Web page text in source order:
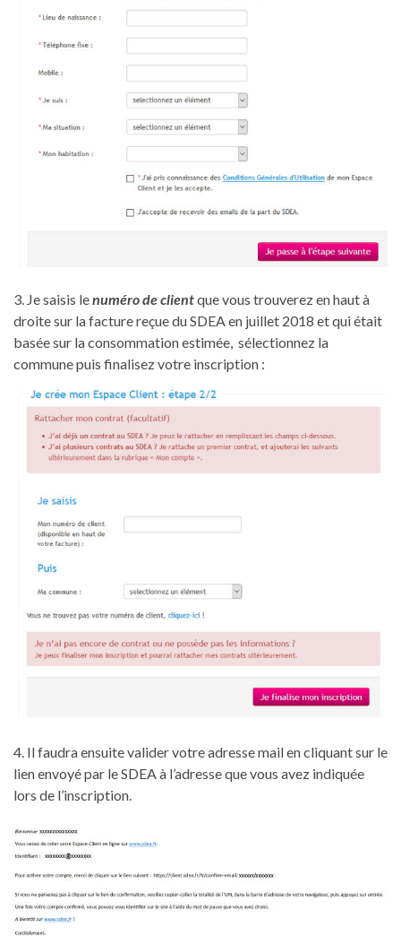
3. Je saisis lenuméro de clientque vous trouverez en haut à
droite sur la facture reçue du SDEA en juillet 2018 et qui était
basée sur la consommation estimée, sélectionnez la
commune puis finalisez votre inscription :
4. Il faudra ensuite valider votre adresse mail en cliquant sur le
lien envoyé par le SDEA à l’adresse que vous avez indiquée
lors de l’inscription.